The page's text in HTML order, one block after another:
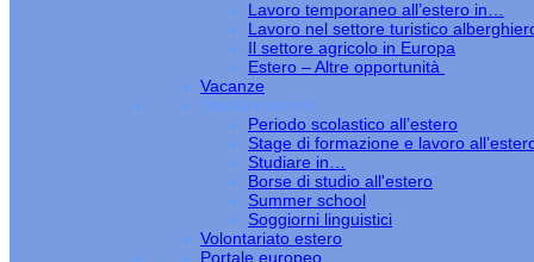
Lavoro temporaneo all’estero in…
Lavoro nel settore turistico
Il settore agricolo in Europa
Estero – Altre opportunità
Vacanze
Studiare estero
Periodo scolastico all’estero
Stage di formazione e lavoro
Studiare in…
Borse di studio all'estero
Summer school
Soggiorni linguistici
Volontariato estero
Portale europeo